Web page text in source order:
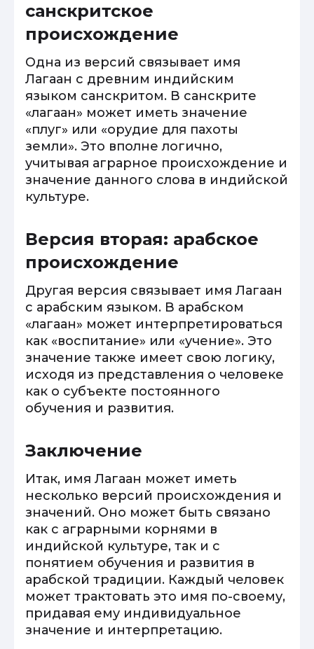
санскритское
происхождение
Одна из версий связывает имя
Лагаан с древним индийским
языком санскритом. В санскрите
«лагаан» может иметь значение
«плуг» или «орудие для пахоты
земли». Это вполне логично,
учитывая аграрное происхождение и
значение данного слова в индийской
культуре.
Версия вторая: арабское
происхождение
Другая версия связывает имя Лагаан
с арабским языком. В арабском
«лагаан» может интерпретироваться
как «воспитание» или «учение». Это
значение также имеет свою логику,
исходя из представления о человеке
как о субъекте постоянного
обучения и развития.
Заключение
Итак, имя Лагаан может иметь
несколько версий происхождения и
значений. Оно может быть связано
как с аграрными корнями в
индийской культуре, так и с
понятием обучения и развития в
арабской традиции. Каждый человек
может трактовать это имя по-своему,
придавая ему индивидуальное
значение и интерпретацию.